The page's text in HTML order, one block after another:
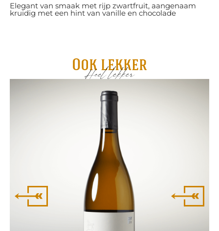
Elegant van smaak met rijp zwartfruit, aangenaam
kruidig met een hint van vanille en chocolade
Ook lekker
Heel lekker